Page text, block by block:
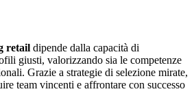
retail dipende dalla capacità di
giusti, valorizzando sia le competenze
Grazie a strategie di selezione mirate,
team vincenti e affrontare con successo